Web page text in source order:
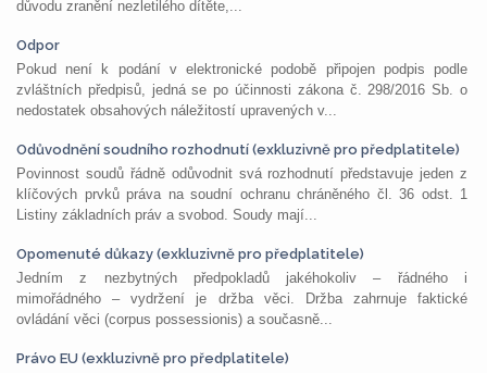
důvodu zranění nezletilého dítěte,...
Odpor
Pokud není k podání v elektronické podobě připojen podpis podle
zvláštních předpisů, jedná se po účinnosti zákona č. 298/2016 Sb. o
nedostatek obsahových náležitostí upravených v...
Odůvodnění soudního rozhodnutí (exkluzivně pro předplatitele)
Povinnost soudů řádně odůvodnit svá rozhodnutí představuje jeden z
klíčových prvků práva na soudní ochranu chráněného čl. 36 odst. 1
Listiny základních práv a svobod. Soudy mají...
Opomenuté důkazy (exkluzivně pro předplatitele)
Jedním z nezbytných předpokladů jakéhokoliv – řádného i
mimořádného – vydržení je držba věci. Držba zahrnuje faktické
ovládání věci (corpus possessionis) a současně...
Právo EU (exkluzivně pro předplatitele)